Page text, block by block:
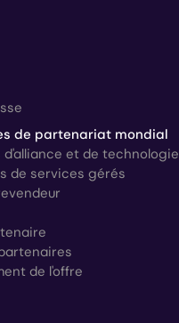
de partenariat mondial
d'alliance et de technologie
de services gérés
de l'offre